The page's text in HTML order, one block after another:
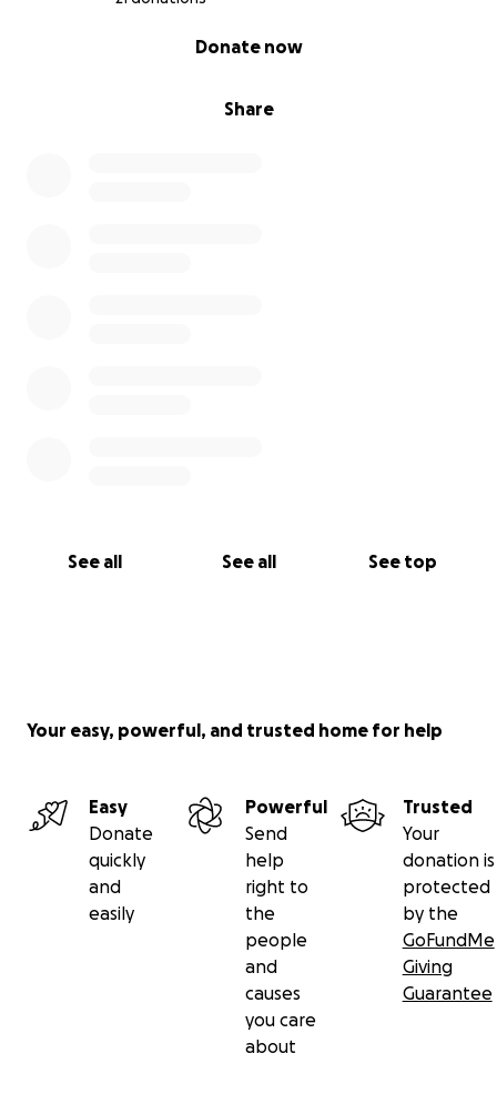
Share
Donate now
See all See all See top
Your easy, powerful, and trusted home for help
Easy
Donate
quickly
and
easily
Powerful
Send
help
right to
the
people
and
causes
you care
about
Trusted
Your
donation is
protected
by the
GoFundMe
Giving
Guarantee